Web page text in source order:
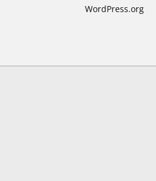
WordPress.org